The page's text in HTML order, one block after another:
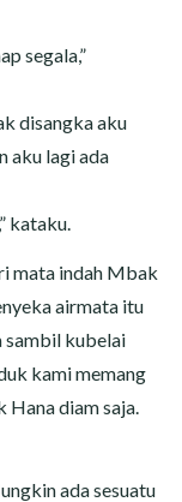
segala,”
disangka aku
aku lagi ada
kataku.
mata indah Mbak
airmata itu
sambil kubelai
kami memang
diam saja.
ada sesuatu